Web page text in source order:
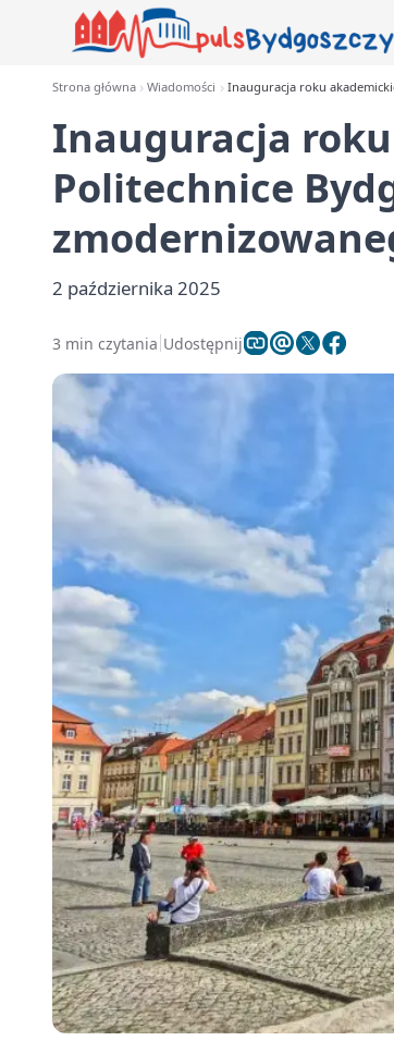
Strona główna Wiadomości Inauguracja roku
Inauguracja
Politechnice
2 października 2025
3 min czytania Udostępnij